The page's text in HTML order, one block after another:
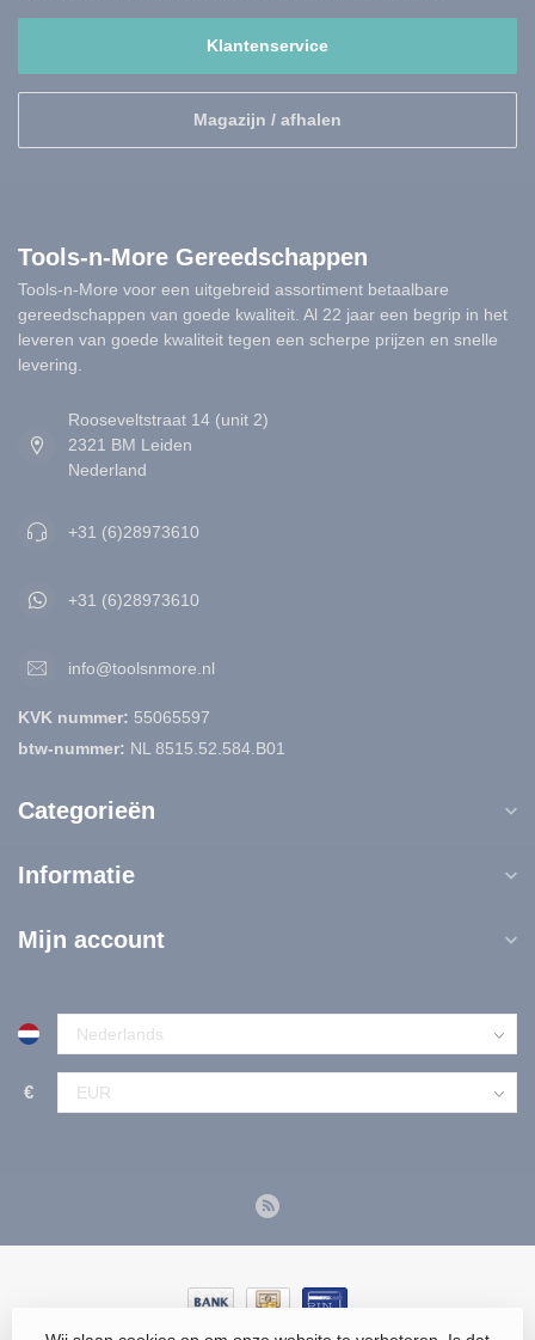
Klantenservice
Magazijn / afhalen
Tools-n-More Gereedschappen
Tools-n-More voor een uitgebreid assortiment betaalbare
gereedschappen van goede kwaliteit. Al 22 jaar een begrip in het
leveren van goede kwaliteit tegen een scherpe prijzen en snelle
levering.
Rooseveltstraat 14 (unit 2)
2321 BM Leiden
Nederland
+31 (6)28973610
+31 (6)28973610
info@toolsnmore.nl
KVK nummer: 55065597
btw-nummer: NL 8515.52.584.B01
Categorieën
Informatie
Mijn account
€